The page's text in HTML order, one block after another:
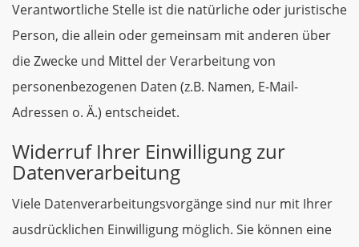
Verantwortliche Stelle ist die natürliche oder juristische
Person, die allein oder gemeinsam mit anderen über
die Zwecke und Mittel der Verarbeitung von
personenbezogenen Daten (z.B. Namen, E-Mail-
Adressen o. Ä.) entscheidet.
Widerruf Ihrer Einwilligung zur
Datenverarbeitung
Viele Datenverarbeitungsvorgänge sind nur mit Ihrer
ausdrücklichen Einwilligung möglich. Sie können eine